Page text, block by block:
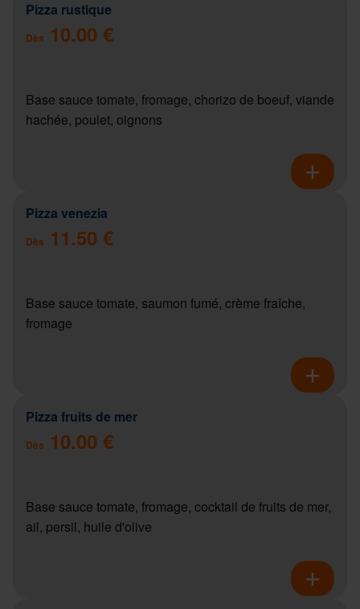
Pizza rustique
Dès 10.00 €
Base sauce tomate, fromage, chorizo de boeuf, viande
hachée, poulet, oignons
Pizza venezia
Dès 11.50 €
Base sauce tomate, saumon fumé, crème fraîche,
fromage
Pizza fruits de mer
Dès 10.00 €
Base sauce tomate, fromage, cocktail de fruits de mer,
ail, persil, huile d'olive